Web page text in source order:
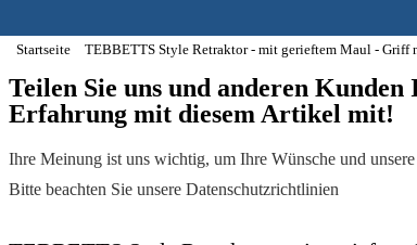
Startseite TEBBETTS Style Retraktor - mit gerieftem Maul - Griff
Teilen Sie uns und anderen
Erfahrung mit diesem Artikel mit!
Ihre Meinung ist uns wichtig, um Ihre Wünsche und
Bitte beachten Sie unsere Datenschutzrichtlinien